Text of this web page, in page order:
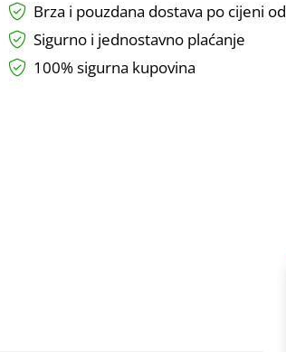
12V
5W
Brza i pouzdana dostava po cijeni od
Sigurno i jednostavno plaćanje
100% sigurna kupovina